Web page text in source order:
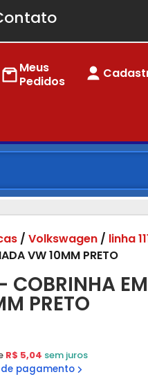
Meus
Pedidos
COBRINHA
PRETO
/Volkswagen / linha
VW 10MM PRETO
R$ 5,04 sem juros
pagamento